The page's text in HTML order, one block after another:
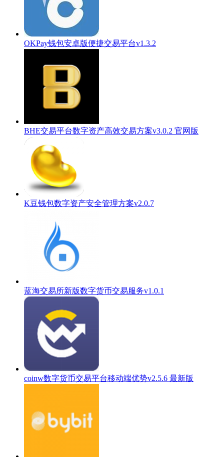
OKPay钱包安卓版便捷交易平台v1.3.2
BHE交易平台数字资产高效交易方案v3.0.2 官网版
K豆钱包数字资产安全管理方案v2.0.7
蓝海交易所新版数字货币交易服务v1.0.1
coinw数字货币交易平台移动端优势v2.5.6 最新版